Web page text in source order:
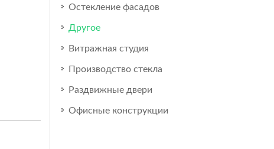
Остекление фасадов
Другое
Витражная студия
Производство стекла
Раздвижные двери
Офисные конструкции